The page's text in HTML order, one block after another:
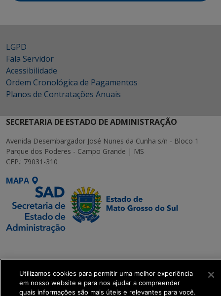
LGPD
Fala Servidor
Acessibilidade
Ordem Cronológica de Pagamentos
Planos de Contratações Anuais
SECRETARIA DE ESTADO DE ADMINISTRAÇÃO
Avenida Desembargador José Nunes da Cunha s/n - Bloco 1
Parque dos Poderes - Campo Grande | MS
CEP.: 79031-310
MAPA
Executiva de
Transformação Digital
Utilizamos cookies para permitir uma melhor experiência
em nosso website e para nos ajudar a compreender
quais informações são mais úteis e relevantes para você.